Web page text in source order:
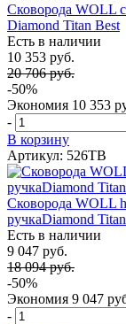
Сковорода WOLL
Diamond Titan Best
Есть в наличии
10 353 руб.
20 706 руб.
-50%
Экономия 10 353
-
В корзину
Артикул: 526TB
Сковорода WOLL
ручкаDiamond
Есть в наличии
9 047 руб.
18 094 руб.
-50%
Экономия 9 047
-